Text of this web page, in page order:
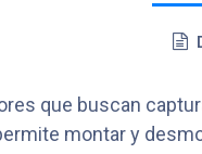
que buscan
montar y